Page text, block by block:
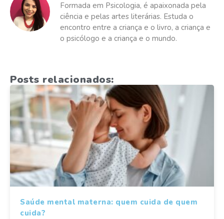
Formada em Psicologia, é apaixonada pela
ciência e pelas artes literárias. Estuda o
encontro entre a criança e o livro, a criança e
o psicólogo e a criança e o mundo.
Posts relacionados:
Saúde mental materna: quem cuida de quem
cuida?